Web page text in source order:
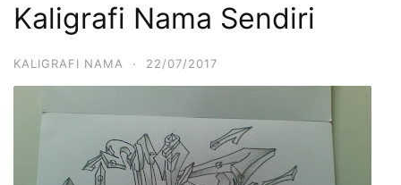
Kaligrafi Nama Sendiri
KALIGRAFI NAMA · 22/07/2017